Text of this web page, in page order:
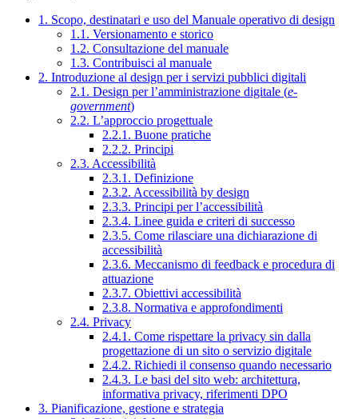
1. Scopo, destinatari e uso del Manuale operativo di design
1.1. Versionamento e storico
1.2. Consultazione del manuale
1.3. Contribuisci al manuale
2. Introduzione al design per i servizi pubblici digitali
2.1. Design per l’amministrazione digitale (e-
government)
2.2. L’approccio progettuale
2.2.1. Buone pratiche
2.2.2. Principi
2.3. Accessibilità
2.3.1. Definizione
2.3.2. Accessibilità by design
2.3.3. Principi per l’accessibilità
2.3.4. Linee guida e criteri di successo
2.3.5. Come rilasciare una dichiarazione di
accessibilità
2.3.6. Meccanismo di feedback e procedura di
attuazione
2.3.7. Obiettivi accessibilità
2.3.8. Normativa e approfondimenti
2.4. Privacy
2.4.1. Come rispettare la privacy sin dalla
progettazione di un sito o servizio digitale
2.4.2. Richiedi il consenso quando necessario
2.4.3. Le basi del sito web: architettura,
informativa privacy, riferimenti DPO
3. Pianificazione, gestione e strategia